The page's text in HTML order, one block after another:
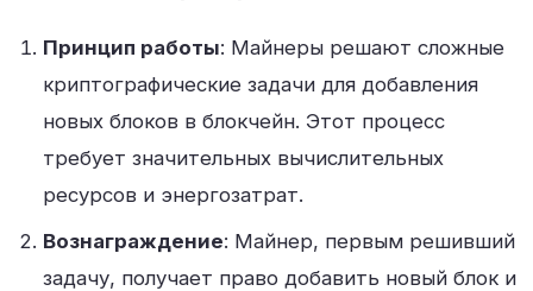
Принцип работы: Майнеры решают сложные
криптографические задачи для добавления
новых блоков в блокчейн. Этот процесс
требует значительных вычислительных
ресурсов и энергозатрат.
Вознаграждение: Майнер, первым решивший
задачу, получает право добавить новый блок и